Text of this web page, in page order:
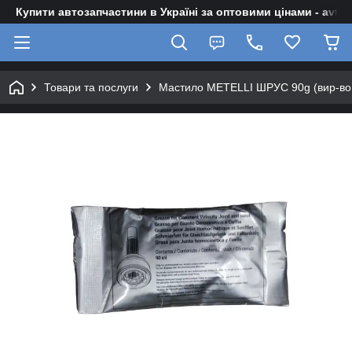
Купити автозапчастини в Україні за оптовими цінами -
Товари та послуги Мастило METELLI ШРУС 90g (вир-во